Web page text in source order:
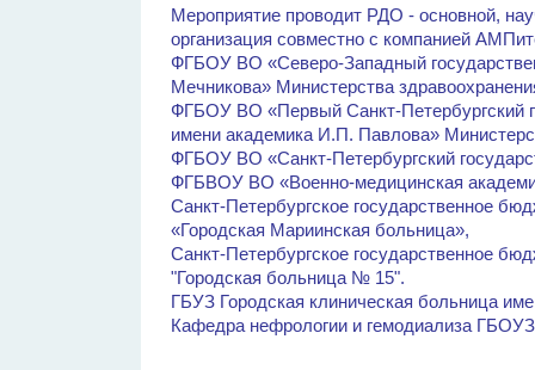
Мероприятие проводит РДО - основной,
организация совместно с компанией
ФГБОУ ВО «Северо-Западный
Мечникова» Министерства
ФГБОУ ВО «Первый Санкт-Петербургский
имени академика И.П. Павлова»
ФГБОУ ВО «Санкт-Петербургский
ФГБВОУ ВО «Военно-медицинская
Санкт-Петербургское государственное
«Городская Мариинская больница»,
Санкт-Петербургское государственное
"Городская больница № 15".
ГБУЗ Городская клиническая больница
Кафедра нефрологии и гемодиализа